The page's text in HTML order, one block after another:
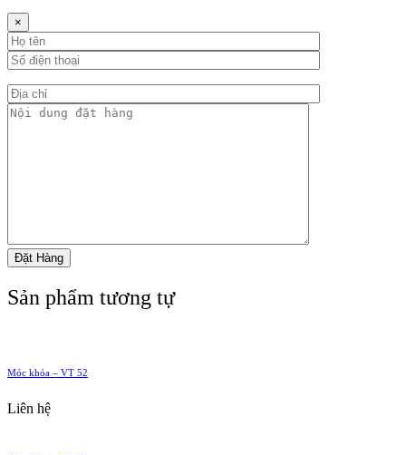
×
Sản phẩm tương tự
Móc khóa – VT 52
Liên hệ